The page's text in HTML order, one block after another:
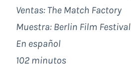
Ventas: The Match Factory
Muestra: Berlin Film Festival
En español
102 minutos